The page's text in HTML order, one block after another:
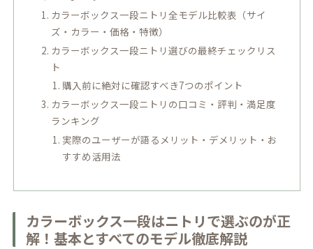
カラーボックス一段ニトリ全モデル比較表（サイ
ズ・カラー・価格・特徴）
カラーボックス一段ニトリ選びの最終チェックリス
ト
購入前に絶対に確認すべき7つのポイント
カラーボックス一段ニトリの口コミ・評判・満足度
ランキング
実際のユーザーが語るメリット・デメリット・お
すすめ活用法
カラーボックス一段はニトリで選ぶのが正
解！基本とすべてのモデル徹底解説